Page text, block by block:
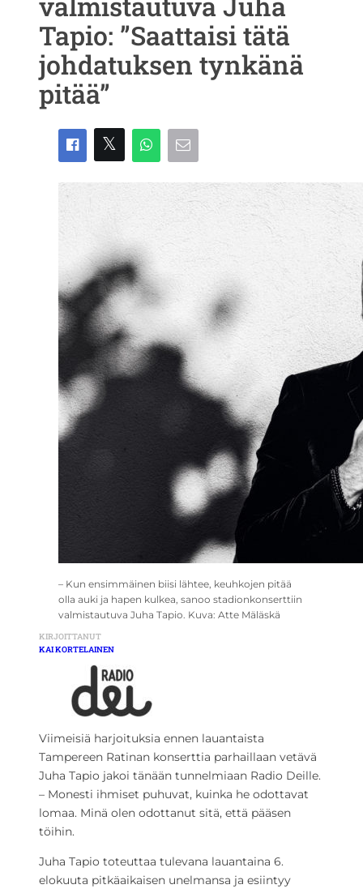
Tapio: ”Saattaisi tätä
johdatuksen tynkänä
pitää”
– Kun ensimmäinen biisi lähtee, keuhkojen pitää
olla auki ja hapen kulkea, sanoo stadionkonserttiin
valmistautuva Juha Tapio. Kuva: Atte Mäläskä
KIRJOITTANUT
KAI KORTELAINEN
Viimeisiä harjoituksia ennen lauantaista
Tampereen Ratinan konserttia parhaillaan vetävä
Juha Tapio jakoi tänään tunnelmiaan Radio Deille.
– Monesti ihmiset puhuvat, kuinka he odottavat
lomaa. Minä olen odottanut sitä, että pääsen
töihin.
Juha Tapio toteuttaa tulevana lauantaina 6.
elokuuta pitkäaikaisen unelmansa ja esiintyy